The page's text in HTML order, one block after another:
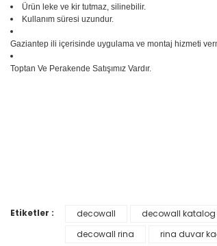
Ürün leke ve kir tutmaz, silinebilir.
Kullanım süresi uzundur.
Gaziantep ili içerisinde uygulama ve montaj hizmeti
Toptan Ve Perakende Satışımız Vardır.
Bu ürünün fiyat bilgisi, resim, ürün
Ürün bilgilerinde hatalar bulunuyor.
Etiketler : decowall decowall katalog
decowall rina
rina duvar